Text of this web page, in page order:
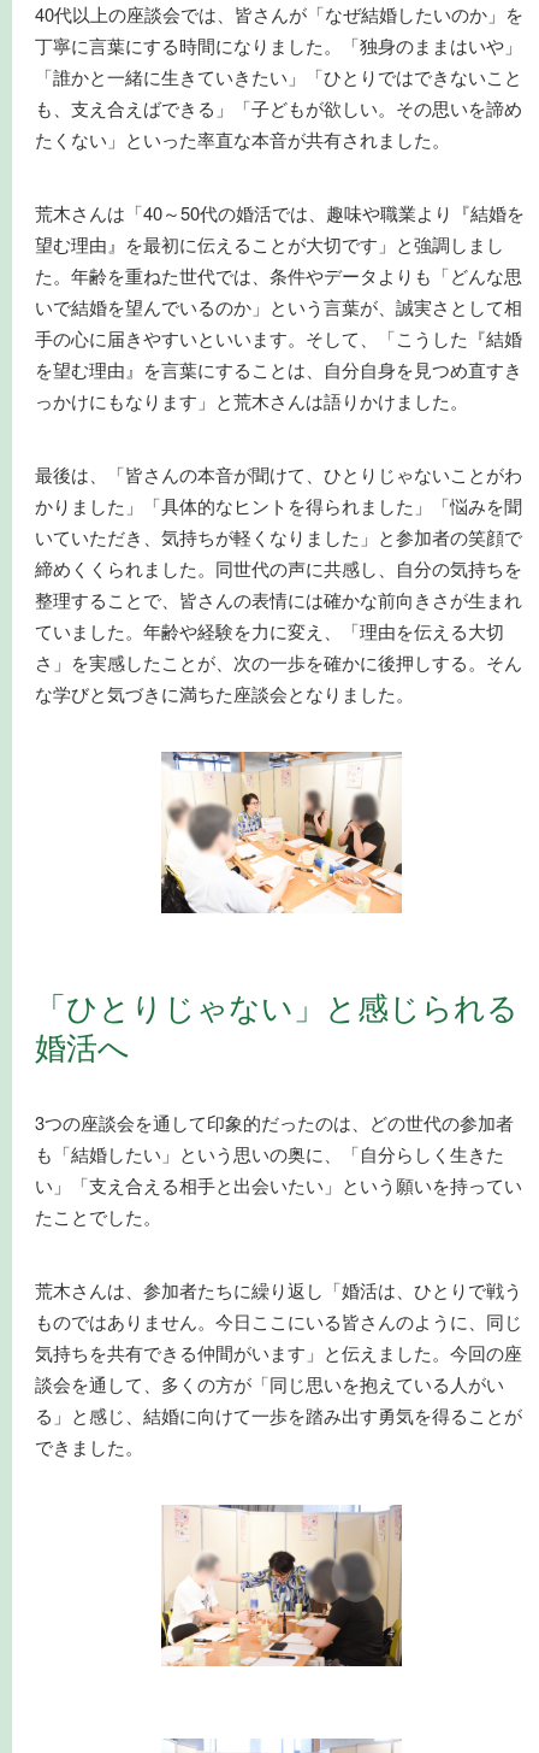
40代以上の座談会では、皆さんが「なぜ結婚したいのか」を
丁寧に言葉にする時間になりました。「独身のままはいや」
「誰かと一緒に生きていきたい」「ひとりではできないこと
も、支え合えばできる」「子どもが欲しい。その思いを諦め
たくない」といった率直な本音が共有されました。
荒木さんは「40～50代の婚活では、趣味や職業より『結婚を
望む理由』を最初に伝えることが大切です」と強調しまし
た。年齢を重ねた世代では、条件やデータよりも「どんな思
いで結婚を望んでいるのか」という言葉が、誠実さとして相
手の心に届きやすいといいます。そして、「こうした『結婚
を望む理由』を言葉にすることは、自分自身を見つめ直すき
っかけにもなります」と荒木さんは語りかけました。
最後は、「皆さんの本音が聞けて、ひとりじゃないことがわ
かりました」「具体的なヒントを得られました」「悩みを聞
いていただき、気持ちが軽くなりました」と参加者の笑顔で
締めくくられました。同世代の声に共感し、自分の気持ちを
整理することで、皆さんの表情には確かな前向きさが生まれ
ていました。年齢や経験を力に変え、「理由を伝える大切
さ」を実感したことが、次の一歩を確かに後押しする。そん
な学びと気づきに満ちた座談会となりました。
「ひとりじゃない」と感じられる
婚活へ
3つの座談会を通して印象的だったのは、どの世代の参加者
も「結婚したい」という思いの奥に、「自分らしく生きた
い」「支え合える相手と出会いたい」という願いを持ってい
たことでした。
荒木さんは、参加者たちに繰り返し「婚活は、ひとりで戦う
ものではありません。今日ここにいる皆さんのように、同じ
気持ちを共有できる仲間がいます」と伝えました。今回の座
談会を通して、多くの方が「同じ思いを抱えている人がい
る」と感じ、結婚に向けて一歩を踏み出す勇気を得ることが
できました。